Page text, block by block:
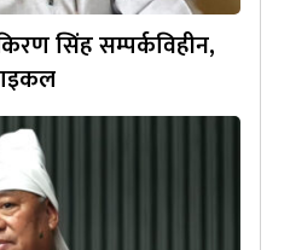
सिंह सम्पर्कविहीन,